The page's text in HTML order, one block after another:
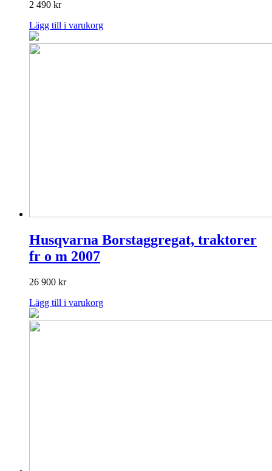
2 490 kr
Lägg till i varukorg
Husqvarna Borstaggregat, traktorer
fr o m 2007
26 900 kr
Lägg till i varukorg